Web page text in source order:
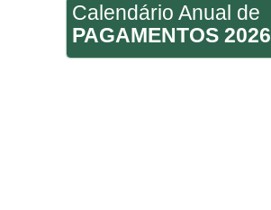
Calendário Anual de
PAGAMENTOS 2026